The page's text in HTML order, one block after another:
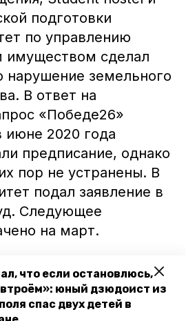
что если остановлюсь,
юный дзюдоист из
спас двух детей в
подготовки
по управлению
имуществом сделал
нарушение земельного
В ответ на
«Победе26»
июне 2020 года
предписание, однако
пор не устранены. В
подал заявление в
Следующее
на март.
кооперативном
«Победа26»
между сторонами